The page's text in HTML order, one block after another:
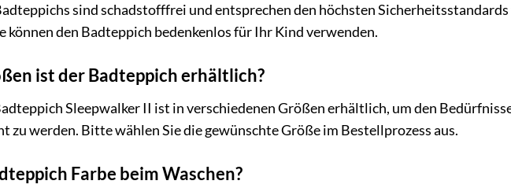
sind schadstofffrei und entsprechen den höchsten
können den Badteppich bedenkenlos für Ihr Kind verwenden.
ist der Badteppich erhältlich?
Sleepwalker II ist in verschiedenen Größen erhältlich, um den
zu werden. Bitte wählen Sie die gewünschte Größe im Bestellprozess aus.
Farbe beim Waschen?